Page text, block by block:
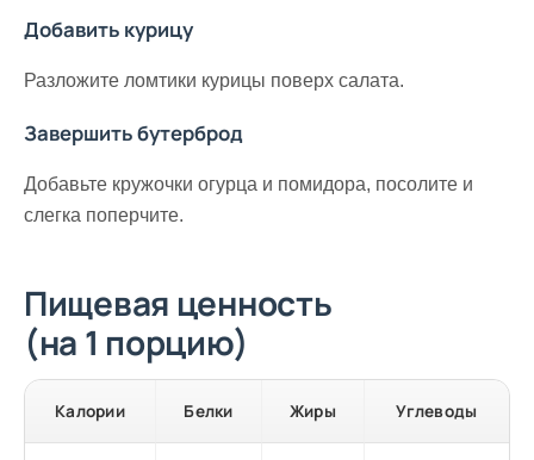
Добавить курицу
Разложите ломтики курицы поверх салата.
Завершить бутерброд
Добавьте кружочки огурца и помидора, посолите и
слегка поперчите.
Пищевая ценность
(на 1 порцию)
Калории Белки Жиры Углеводы